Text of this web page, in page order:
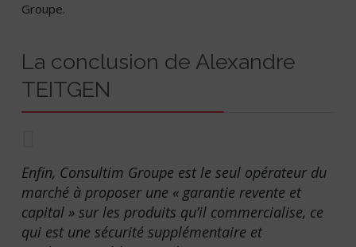
Groupe.
La conclusion de Alexandre
TEITGEN
Enfin, Consultim Groupe est le seul opérateur du
marché à proposer une « garantie revente et
capital » sur les produits qu’il commercialise, ce
qui est une sécurité supplémentaire et